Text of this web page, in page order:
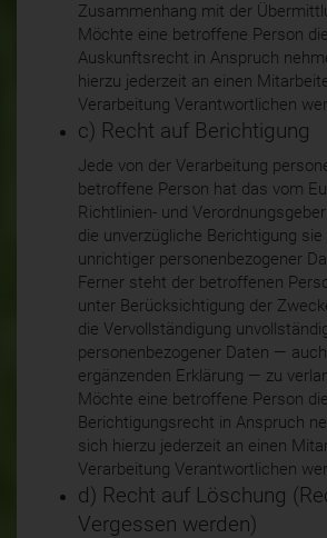
Zusammenhang mit der
Möchte eine betroffene Person
Auskunftsrecht in Anspruch
hierzu jederzeit an einen
Verarbeitung Verantwortlichen
c) Recht auf Berichtigung
Jede von der Verarbeitung
betroffene Person hat das vom
Richtlinien- und
die unverzügliche Berichtigung
unrichtiger personenbezogener
Ferner steht der betroffenen
unter Berücksichtigung der
die Vervollständigung
personenbezogener Daten —
ergänzenden Erklärung — zu
Möchte eine betroffene Person
Berichtigungsrecht in Anspruch
sich hierzu jederzeit an einen
Verarbeitung Verantwortlichen
d) Recht auf Löschung
Vergessen werden)